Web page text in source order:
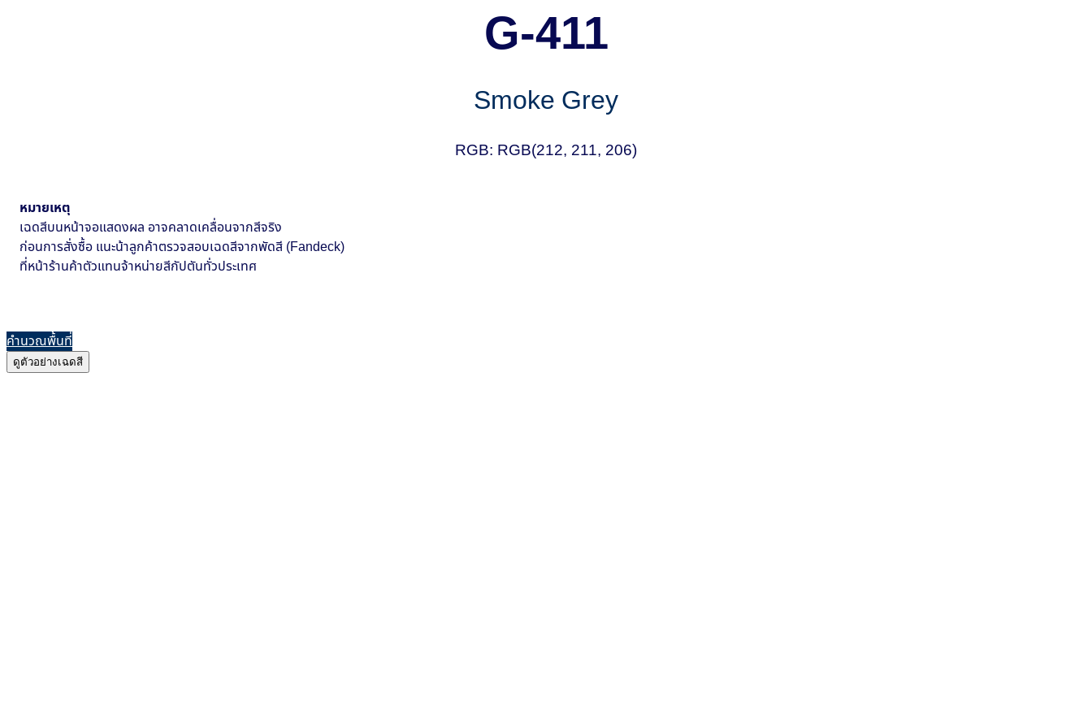
G-411
Smoke Grey
RGB: RGB(212, 211, 206)
หมายเหตุ
เฉดสีบนหน้าจอแสดงผล อาจคลาดเคลื่อนจากสีจริง
ก่อนการสั่งซื้อ แนะน้าลูกค้าตรวจสอบเฉดสีจากพัดสี (Fandeck)
ที่หน้าร้านค้าตัวแทนจ้าหน่ายสีกัปตันทั่วประเทศ
คำนวณพื้นที่
ดูตัวอย่างเฉดสี